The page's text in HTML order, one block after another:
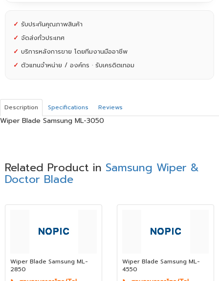
✓ รับประกันคุณภาพสินค้า
✓ จัดส่งทั่วประเทศ
✓ บริการหลังการขาย โดยทีมงานมืออาชีพ
✓ ตัวแทนจำหน่าย / องค์กร · รับเครดิตเทอม
Description Specifications Reviews
Wiper Blade Samsung ML-3050
Related Product in Samsung Wiper &
Doctor Blade
Wiper Blade Samsung ML-
2850
Wiper Blade Samsung ML-
4550